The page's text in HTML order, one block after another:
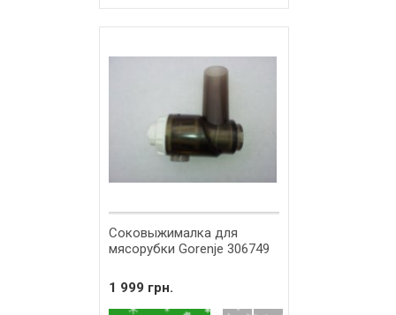
Соковыжималка для
мясорубки Gorenje 306749
1 999 грн.